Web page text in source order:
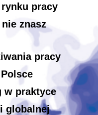
pracy
znasz
pracy
w praktyce
globalnej